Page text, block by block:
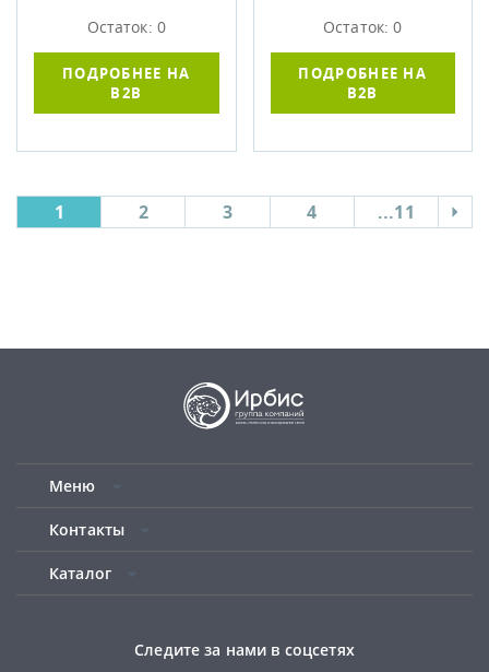
Остаток: 0
ПОДРОБНЕЕ НА
B2B
Остаток: 0
ПОДРОБНЕЕ НА
B2B
1 2 3 4 ...11
Меню
Контакты
Каталог
Следите за нами в соцсетях